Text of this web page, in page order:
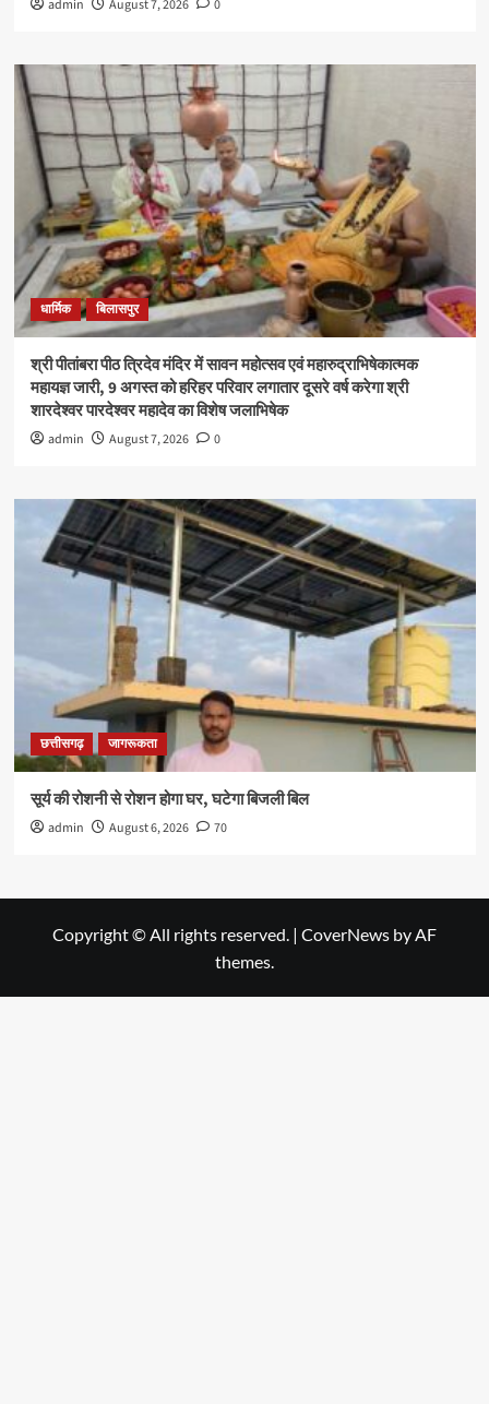
admin August 7, 2026 0
धार्मिक बिलासपुर
श्री पीतांबरा पीठ त्रिदेव मंदिर में सावन महोत्सव एवं महारुद्राभिषेकात्मक
महायज्ञ जारी, 9 अगस्त को हरिहर परिवार लगातार दूसरे वर्ष करेगा श्री
शारदेश्वर पारदेश्वर महादेव का विशेष जलाभिषेक
admin August 7, 2026 0
छत्तीसगढ़ जागरूकता
सूर्य की रोशनी से रोशन होगा घर, घटेगा बिजली बिल
admin August 6, 2026 70
Copyright © All rights reserved. | CoverNews by AF
themes.